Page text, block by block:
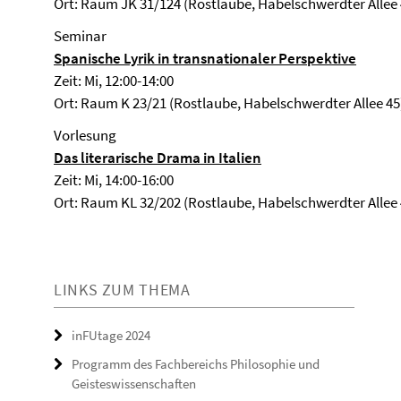
Seminar
Spanische Lyrik in transnationaler Perspektive
Zeit: Mi, 12:00-14:00
Ort: Raum K 23/21 (Rostlaube, Habelschwerdter Allee
Vorlesung
Das literarische Drama in Italien
Zeit: Mi, 14:00-16:00
Ort: Raum KL 32/202 (Rostlaube, Habelschwerdter Allee
LINKS ZUM THEMA
inFUtage 2024
Programm des Fachbereichs Philosophie und
Geisteswissenschaften